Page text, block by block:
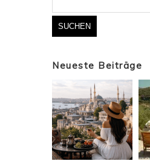
Neueste Beiträge